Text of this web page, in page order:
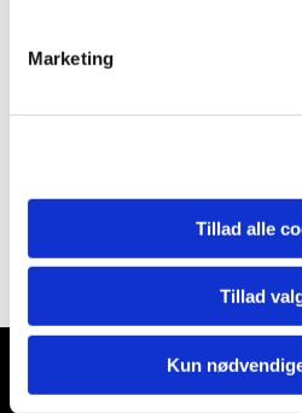
Marketing
Tillad alle
Tillad
Kun